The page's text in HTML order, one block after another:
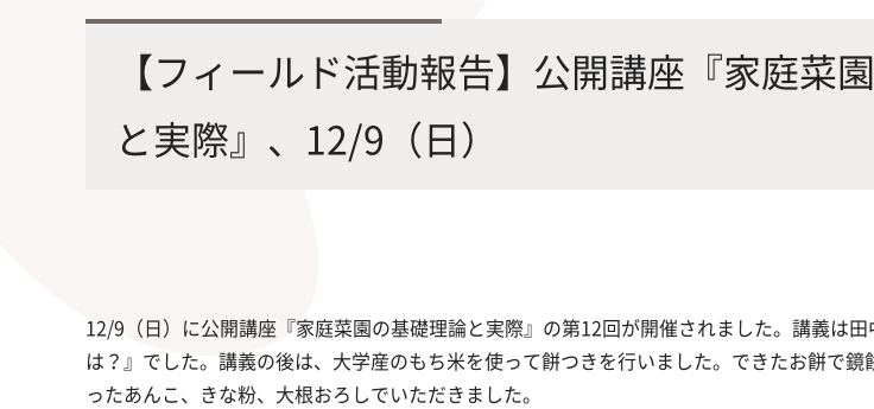
学部・大学院の教育ビジョン、
沿革及び入試情報について
最先端の化学とバイオテクノロジー
を創造
ーズ
旧課程・コースはこちら 応用生命科学課程
修士課程・博士課程
【フィールド活動報告】公開講座『家庭
と実際』、12/9（日）
12/9（日）に公開講座『家庭菜園の基礎理論と実際』の第12回が開催されました。講義は
は？』でした。講義の後は、大学産のもち米を使って餅つきを行いました。できたお餅で
ったあんこ、きな粉、大根おろしでいただきました。